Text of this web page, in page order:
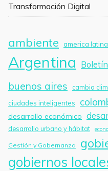
Transformación Digital
ambiente america latina
Argentina
buenos aires
cambio
ciudades inteligentes
desarrollo económico
desarrollo urbano y hábitat
Gestión y Gobernanza
gobiernos